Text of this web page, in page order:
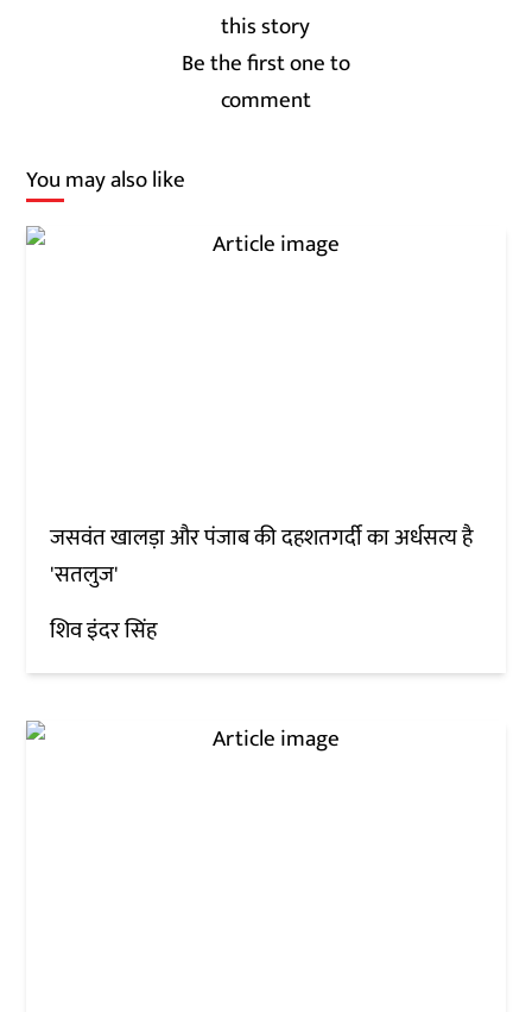
Be the first one to
comment
You may also like
जसवंत खालड़ा और पंजाब की दहशतगर्दी का अर्धसत्य है
'सतलुज'
शिव इंदर सिंह